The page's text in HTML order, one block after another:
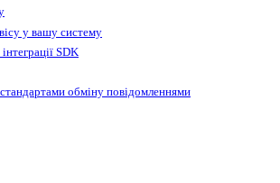
у вашу систему
SDK
обміну повідомленнями